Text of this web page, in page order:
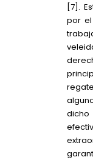
[7].
por